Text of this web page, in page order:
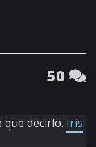
50
que decirlo. Iris